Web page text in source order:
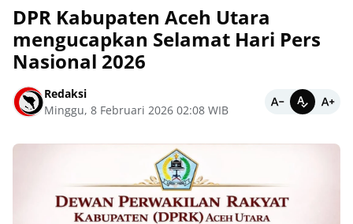
DPR Kabupaten Aceh Utara
mengucapkan Selamat Hari Pers
Nasional 2026
Redaksi
Minggu, 8 Februari 2026 02:08 WIB